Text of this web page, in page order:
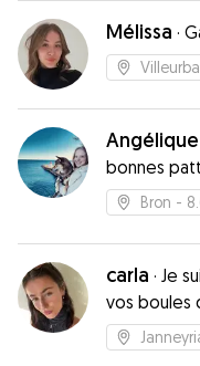
Mélissa ·
Angélique
bonnes
Bron -
carla · Je
vos boules